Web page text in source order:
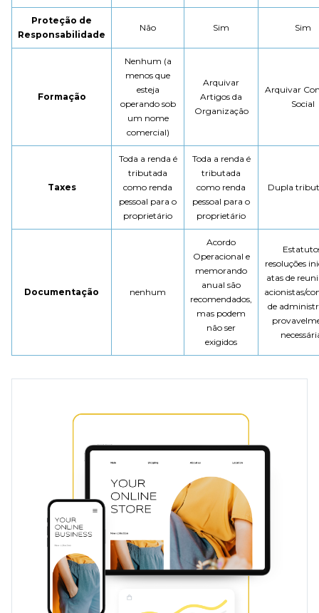
Proteção de
Responsabilidade
Não Sim Sim
Formação
Nenhum (a
menos que
esteja
operando sob
um nome
comercial)
Arquivar
Artigos da
Organização
Arquivar
Social
Taxes
Toda a renda é
tributada
como renda
pessoal para o
proprietário
Toda a renda é
tributada
como renda
pessoal para o
proprietário
Dupla
Documentação nenhum
Acordo
Operacional e
memorando
anual são
recomendados,
mas podem
não ser
exigidos
resoluções
atas de
acionistas/
de